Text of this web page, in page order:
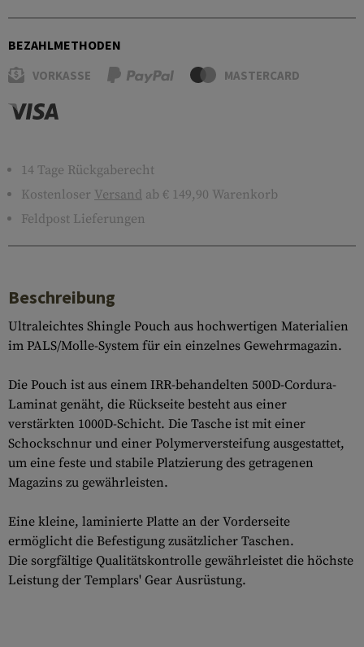
BEZAHLMETHODEN
VORKASSE MASTERCARD
14 Tage Rückgaberecht
Kostenloser Versand ab € 149,90 Warenkorb
Feldpost Lieferungen
Beschreibung
Ultraleichtes Shingle Pouch aus hochwertigen Materialien
im PALS/Molle-System für ein einzelnes Gewehrmagazin.
Die Pouch ist aus einem IRR-behandelten 500D-Cordura-
Laminat genäht, die Rückseite besteht aus einer
verstärkten 1000D-Schicht. Die Tasche ist mit einer
Schockschnur und einer Polymerversteifung ausgestattet,
um eine feste und stabile Platzierung des getragenen
Magazins zu gewährleisten.
Eine kleine, laminierte Platte an der Vorderseite
ermöglicht die Befestigung zusätzlicher Taschen.
Die sorgfältige Qualitätskontrolle gewährleistet die höchste
Leistung der Templars' Gear Ausrüstung.